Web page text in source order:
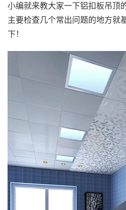
小编就来教大家一下铝扣板吊顶
主要检查几个常出问题的地方就
下！